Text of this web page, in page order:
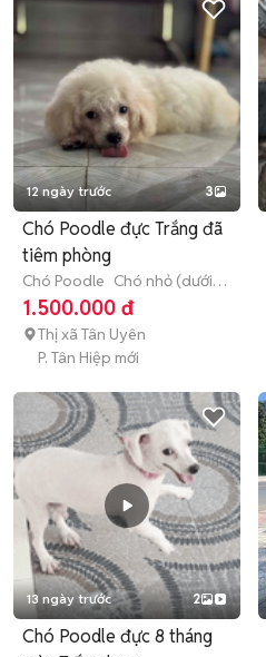
12 ngày trước 3
Chó Poodle đực Trắng đã
tiêm phòng
Chó Poodle Chó nhỏ (dưới 1
năm tuổi)
1.500.000 đ
Thị xã Tân Uyên
P. Tân Hiệp mới
13 ngày trước 2
Chó Poodle đực 8 tháng